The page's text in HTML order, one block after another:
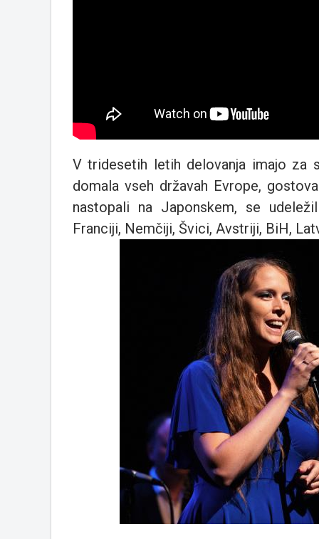
V tridesetih letih delovanja imajo za
domala vseh državah Evrope,
nastopali na Japonskem, se
Franciji, Nemčiji, Švici, Avstriji, BiH,